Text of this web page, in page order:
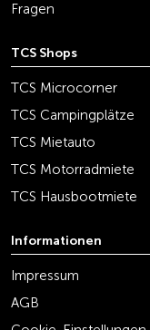
Fragen
TCS Shops
TCS Microcorner
TCS Campingplätze
TCS Mietauto
TCS Motorradmiete
TCS Hausbootmiete
Informationen
Impressum
AGB